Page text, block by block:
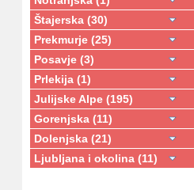
Štajerska (30)
Prekmurje (25)
Posavje (3)
Prlekija (1)
Julijske Alpe (195)
Gorenjska (11)
Dolenjska (21)
Ljubljana i okolina (11)